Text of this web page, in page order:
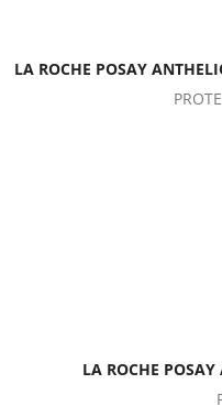
LA ROCHE POSAY
LA ROCHE